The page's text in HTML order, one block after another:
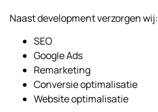
Naast development verzorgen wij:
SEO
Google Ads
Remarketing
Conversie optimalisatie
Website optimalisatie